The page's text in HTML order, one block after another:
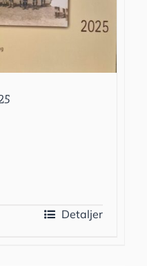
Detaljer